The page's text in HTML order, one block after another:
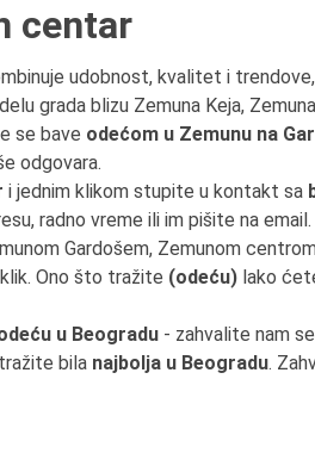
centar
udobnost, kvalitet i
grada blizu Zemuna Keja,
se bave odećom u Zemunu na
odgovara.
i jednim klikom stupite u kontakt sa
radno vreme ili im pišite na
Gardošem, Zemunom
Ono što tražite (odeću) lako
u Beogradu - zahvalite nam
bila najbolja u Beogradu.